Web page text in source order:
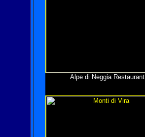
Alpe di Neggia Restaurant